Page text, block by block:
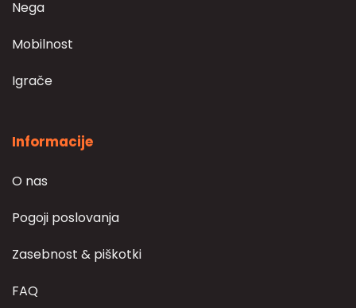
Nega
Mobilnost
Igrače
Informacije
O nas
Pogoji poslovanja
Zasebnost & piškotki
FAQ